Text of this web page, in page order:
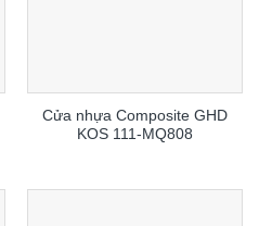
Cửa nhựa Composite GHD
KOS 111-MQ808